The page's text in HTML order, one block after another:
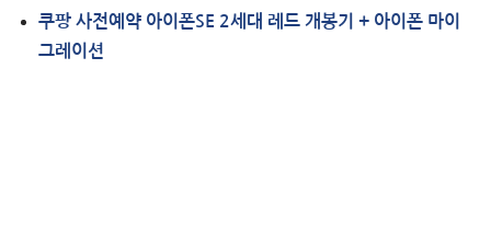
쿠팡 사전예약 아이폰SE 2세대 레드 개봉기 + 아이폰 마이
그레이션